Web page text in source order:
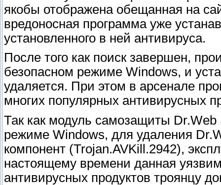
якобы отображена обещанная на
вредоносная программа уже
установленного в ней антивируса.
После того как поиск завершен,
безопасном режиме Windows, и
удаляется. При этом в арсенале
многих популярных антивирусных
Так как модуль самозащиты
режиме Windows, для удаления
компонент (Trojan.AVKill.2942),
настоящему времени данная
антивирусных продуктов троянцу